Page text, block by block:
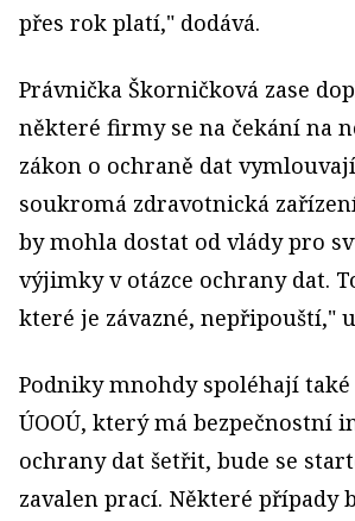
přes rok platí," dodává.
Právnička Škorničková zase
některé firmy se na čekání na
zákon o ochraně dat
soukromá zdravotnická
by mohla dostat od vlády pro
výjimky v otázce ochrany dat.
které je závazné, nepřipouští,"
Podniky mnohdy spoléhají také
ÚOOÚ, který má bezpečnostní
ochrany dat šetřit, bude se
zavalen prací. Některé případy